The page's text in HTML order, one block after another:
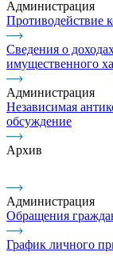
Администрация
Противодействие
Сведения о
имущественного
Администрация
Независимая
обсуждение
Архив
Администрация
Обращения
График личного